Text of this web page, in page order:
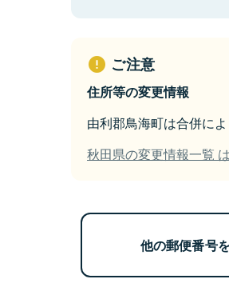
ご注意
住所等の変更情報
由利郡鳥海町は合併に
秋田県の変更情報一覧
他の郵便番号